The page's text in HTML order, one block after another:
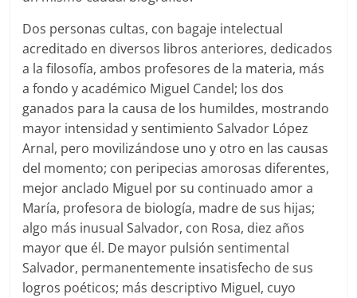
Dos personas cultas, con bagaje intelectual
acreditado en diversos libros anteriores, dedicados
a la filosofía, ambos profesores de la materia, más
a fondo y académico Miguel Candel; los dos
ganados para la causa de los humildes, mostrando
mayor intensidad y sentimiento Salvador López
Arnal, pero movilizándose uno y otro en las causas
del momento; con peripecias amorosas diferentes,
mejor anclado Miguel por su continuado amor a
María, profesora de biología, madre de sus hijas;
algo más inusual Salvador, con Rosa, diez años
mayor que él. De mayor pulsión sentimental
Salvador, permanentemente insatisfecho de sus
logros poéticos; más descriptivo Miguel, cuyo